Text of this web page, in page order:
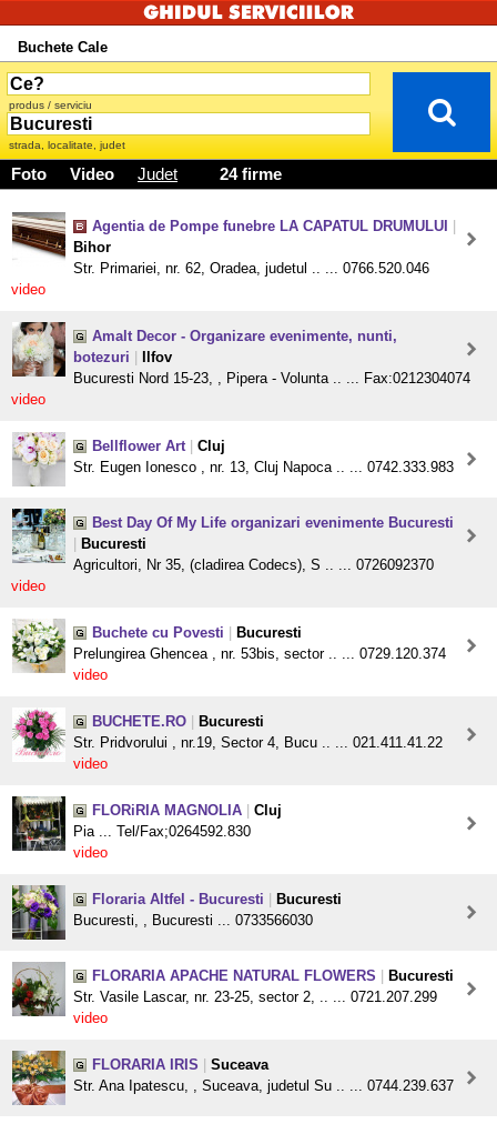
Buchete Cale
produs / serviciu
strada, localitate, judet
Foto Video Judet 24 firme
Agentia de Pompe funebre LA CAPATUL DRUMULUI
Bihor
Str. Primariei, nr. 62, Oradea, judetul .. ... 0766.520.046
video
Amalt Decor - Organizare evenimente, nunti,
botezuri
Ilfov
Bucuresti Nord 15-23, , Pipera - Volunta .. ... Fax:0212304074
video
Bellflower Art
Cluj
Str. Eugen Ionesco , nr. 13, Cluj Napoca .. ... 0742.333.983
Best Day Of My Life organizari evenimente Bucuresti
Bucuresti
Agricultori, Nr 35, (cladirea Codecs), S .. ... 0726092370
video
Buchete cu Povesti
Bucuresti
Prelungirea Ghencea , nr. 53bis, sector .. ... 0729.120.374
video
BUCHETE.RO
Bucuresti
Str. Pridvorului , nr.19, Sector 4, Bucu .. ... 021.411.41.22
video
FLORiRIA MAGNOLIA
Cluj
Pia ... Tel/Fax;0264592.830
video
Floraria Altfel - Bucuresti
Bucuresti
Bucuresti, , Bucuresti ... 0733566030
FLORARIA APACHE NATURAL FLOWERS
Bucuresti
Str. Vasile Lascar, nr. 23-25, sector 2, .. ... 0721.207.299
video
FLORARIA IRIS
Suceava
Str. Ana Ipatescu, , Suceava, judetul Su .. ... 0744.239.637